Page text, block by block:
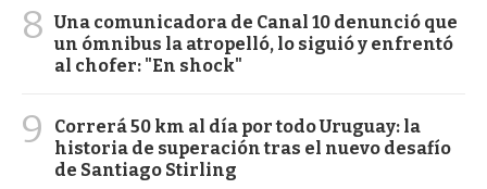
8 Una comunicadora de Canal 10 denunció que
un ómnibus la atropelló, lo siguió y enfrentó
al chofer: "En shock"
9
Correrá 50 km al día por todo Uruguay: la
historia de superación tras el nuevo desafío
de Santiago Stirling